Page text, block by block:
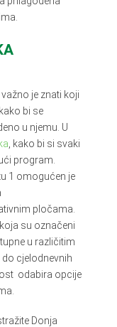
je znati koji
bi se
u njemu. U
, kako bi si svaki
program.
1 omogućen je
pločama.
su označeni
u različitim
cjelodnevnih
odabira opcije
Donja